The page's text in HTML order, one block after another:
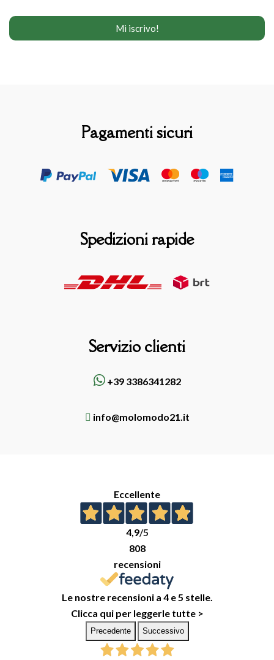
Pagamenti sicuri
Spedizioni rapide
Servizio clienti
+39 3386341282
info@molomodo21.it
Eccellente
4,9/5
808
recensioni
Le nostre recensioni a 4 e 5 stelle.
Clicca qui per leggerle tutte >
Precedente Successivo